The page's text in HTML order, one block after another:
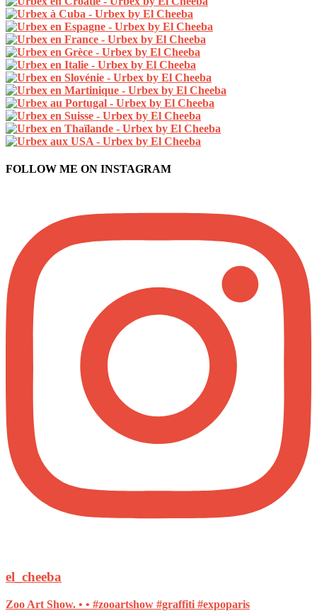
FOLLOW ME ON INSTAGRAM
el_cheeba
Zoo Art Show. • • #zooartshow #graffiti #expoparis